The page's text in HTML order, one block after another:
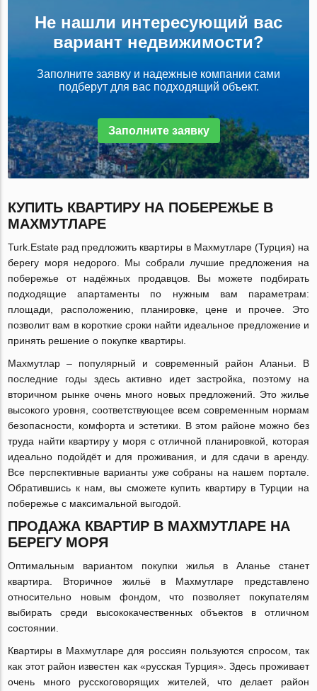
Не нашли интересующий вас
вариант недвижимости?
Заполните заявку и надежные компании сами
подберут для вас подходящий объект.
Заполните заявку
КУПИТЬ КВАРТИРУ НА ПОБЕРЕЖЬЕ В
МАХМУТЛАРЕ
Turk.Estate рад предложить квартиры в Махмутларе (Турция) на
берегу моря недорого. Мы собрали лучшие предложения на
побережье от надёжных продавцов. Вы можете подбирать
подходящие апартаменты по нужным вам параметрам:
площади, расположению, планировке, цене и прочее. Это
позволит вам в короткие сроки найти идеальное предложение и
принять решение о покупке квартиры.
Махмутлар – популярный и современный район Аланьи. В
последние годы здесь активно идет застройка, поэтому на
вторичном рынке очень много новых предложений. Это жилье
высокого уровня, соответствующее всем современным нормам
безопасности, комфорта и эстетики. В этом районе можно без
труда найти квартиру у моря с отличной планировкой, которая
идеально подойдёт и для проживания, и для сдачи в аренду.
Все перспективные варианты уже собраны на нашем портале.
Обратившись к нам, вы сможете купить квартиру в Турции на
побережье с максимальной выгодой.
ПРОДАЖА КВАРТИР В МАХМУТЛАРЕ НА
БЕРЕГУ МОРЯ
Оптимальным вариантом покупки жилья в Аланье станет
квартира. Вторичное жильё в Махмутларе представлено
относительно новым фондом, что позволяет покупателям
выбирать среди высококачественных объектов в отличном
состоянии.
Квартиры в Махмутларе для россиян пользуются спросом, так
как этот район известен как «русская Турция». Здесь проживает
очень много русскоговорящих жителей, что делает район